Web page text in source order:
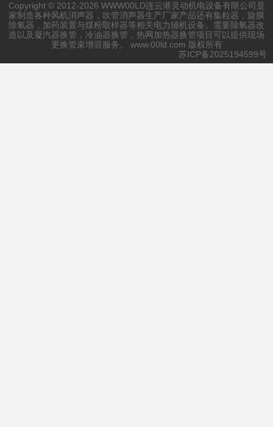
Copyright © 2012-2026 WWW00LD连云港灵动机电设备有限公司是
家制造各种风机消声器，吹管消声器生产厂家产品还有集粒器，旋膜
除氧器， 加药装置与煤粉取样器等相关电力辅机设备。需要除氧器改
造 以及凝汽器换管，冷油器换管，热网加热器换管项目可以提供现场
更换管束增容服务。 www.00ld.com 版权所有
苏ICP备2025194599号